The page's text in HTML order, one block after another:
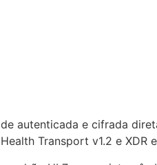
autenticada e cifrada
Transport v1.2 e XDR